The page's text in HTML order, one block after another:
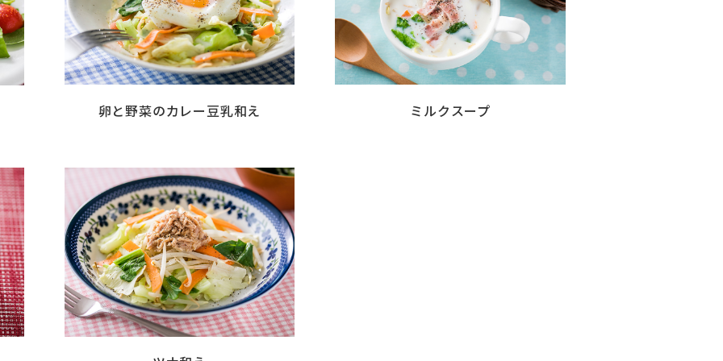
卵と野菜のカレー豆乳和え ミルクスープ